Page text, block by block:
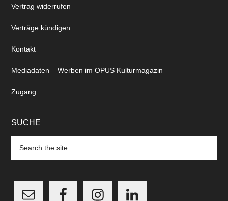
Vertrag widerrufen
Verträge kündigen
Kontakt
Mediadaten – Werben im OPUS Kulturmagazin
Zugang
SUCHE
the